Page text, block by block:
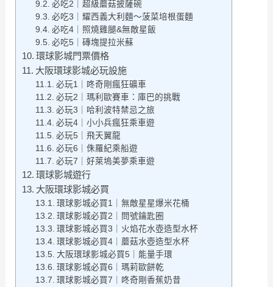
必吃2｜超級蘑菇披薩碗
必吃3｜耀西義大利麵～菠菜培根蛋麵
必吃4｜照燒雞腿&無敵星飯
必吃5｜磚塊提拉米蘇
環球影城門票價格
大阪環球影城必玩設施
必玩1｜咚奇剛瘋狂礦車
必玩2｜瑪利歐賽車：庫巴的挑戰
必玩3｜哈利波特禁忌之旅
必玩4｜小小兵瘋狂乘車遊
必玩5｜飛天翼龍
必玩6｜侏羅紀乘船遊
必玩7｜好萊塢美夢乘車遊
環球影城遊行
大阪環球影城必買
環球影城必買1｜無敵星星爆米花桶
環球影城必買2｜問號鑰匙圈
環球影城必買3｜火焰花水壺造型水杯
環球影城必買4｜蘑菇水壺造型水杯
大阪環球影城必買5｜能量手環
環球影城必買6｜瑪莉歐餅乾
環球影城必買7｜咚奇剛香蕉奶昔